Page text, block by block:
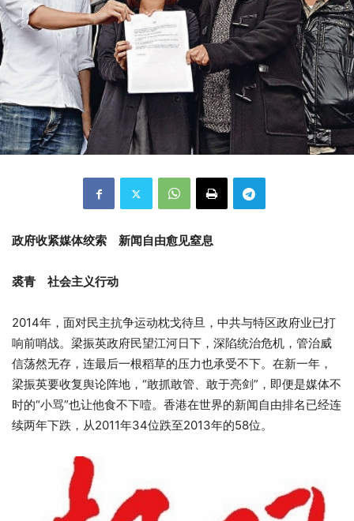
政府收紧媒体绞索 新闻自由愈见窒息
裘青 社会主义行动
2014年，面对民主抗争运动枕戈待旦，中共与特区政府业已打
响前哨战。 梁振英政府民望江河日下，深陷统治危机，管治威
信荡然无存，连最后一根稻草的压力也承受不下。在新一年，
梁振英要收复舆论阵地，“敢抓敢管、敢于亮剑”，即便是媒体不
时的“小骂”也让他食不下噎。香港在世界的新闻自由排名已经连
续两年下跌，从2011年34位跌至2013年的58位。